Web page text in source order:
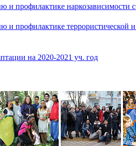
профилактике наркозависимости
террористической и
на 2020-2021 уч. год